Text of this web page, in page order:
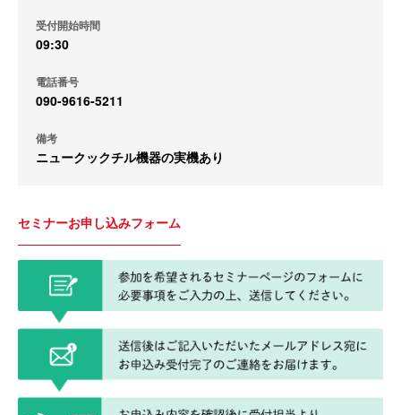
受付開始時間
09:30
電話番号
090-9616-5211
備考
ニュークックチル機器の実機あり
セミナーお申し込みフォーム